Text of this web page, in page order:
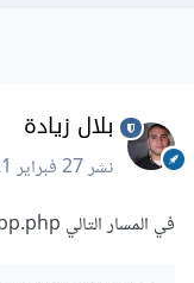
بلال زيادة
نشر27 فبراير 2021
في المسار التالي config/app.php , يجب وضع